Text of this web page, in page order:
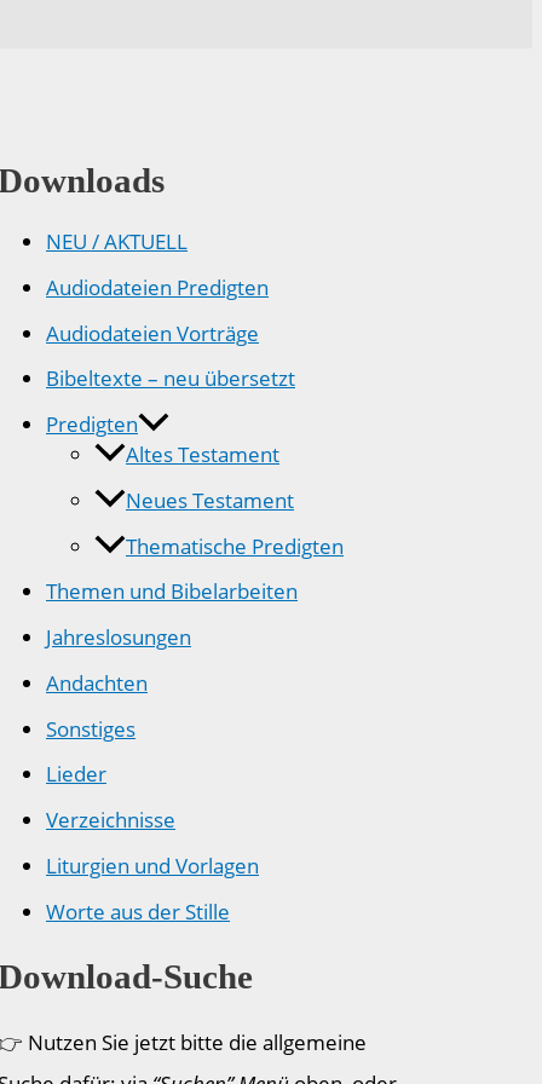
NEU / AKTUELL
Audiodateien Predigten
Audiodateien Vorträge
Bibeltexte – neu übersetzt
Predigten
Altes Testament
Neues Testament
Thematische Predigten
Themen und Bibelarbeiten
Jahreslosungen
Andachten
Sonstiges
Lieder
Verzeichnisse
Liturgien und Vorlagen
Worte aus der Stille
Suche
Nutzen Sie jetzt bitte die allgemeine